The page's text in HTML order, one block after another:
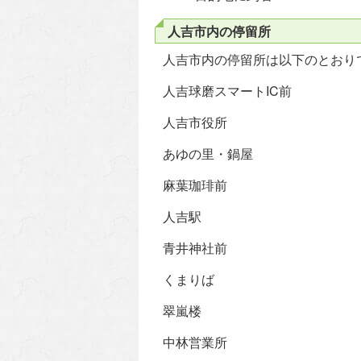
人吉市内の停留所
人吉市内の停留所は以下のとおり
人吉球磨スマートIC前
人吉市役所
あゆの里・鍋屋
麻葉珈琲前
人吉駅
青井神社前
くまりば
翠嵐楼
中林営業所